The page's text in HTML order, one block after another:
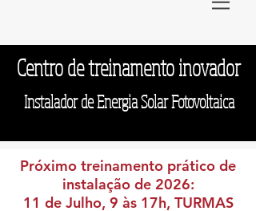
Centro de treinamento inovador
Instalador de Energia Solar Fotovoltaica
Próximo treinamento prático de
instalação de 2026:
11 de Julho, 9 às 17h, TURMAS